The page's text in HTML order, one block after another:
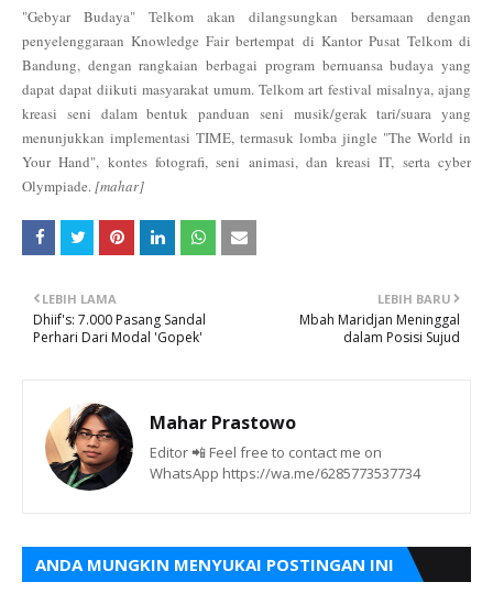
"Gebyar Budaya" Telkom akan dilangsungkan bersamaan dengan
penyelenggaraan Knowledge Fair bertempat di Kantor Pusat Telkom di
Bandung, dengan rangkaian berbagai program bernuansa budaya yang
dapat dapat diikuti masyarakat umum. Telkom art festival misalnya, ajang
kreasi seni dalam bentuk panduan seni musik/gerak tari/suara yang
menunjukkan implementasi TIME, termasuk lomba jingle "The World in
Your Hand", kontes fotografi, seni animasi, dan kreasi IT, serta cyber
Olympiade.[mahar]
LEBIH BARU
Mbah Maridjan Meninggal
dalam Posisi Sujud
LEBIH LAMA
Dhiif's: 7.000 Pasang Sandal
Perhari Dari Modal 'Gopek'
Mahar Prastowo
Editor 📲 Feel free to contact me on
WhatsApp https://wa.me/6285773537734
ANDA MUNGKIN MENYUKAI POSTINGAN INI